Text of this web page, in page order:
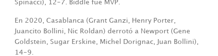
Spinacci), 12-7. Biddle fue MVP.
En 2020, Casablanca (Grant Ganzi, Henry Porter,
Juancito Bollini, Nic Roldan) derrotó a Newport (Gene
Goldstein, Sugar Erskine, Michel Dorignac, Juan Bollini),
14-9.